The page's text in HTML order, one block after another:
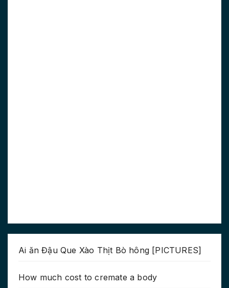
Ai ăn Đậu Que Xào Thịt Bò hông [PICTURES]
How much cost to cremate a body